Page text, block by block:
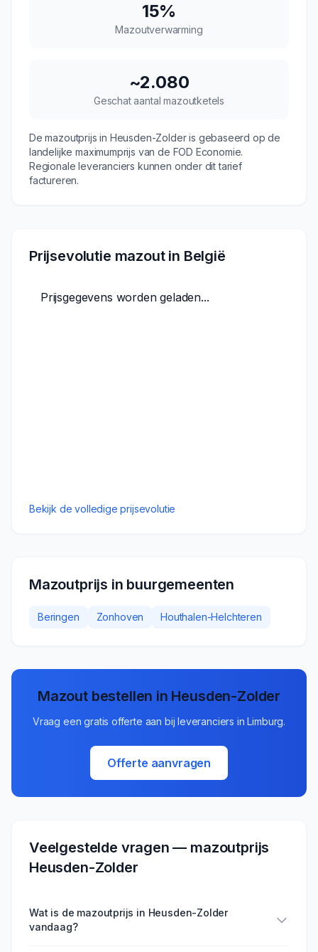
15%
Mazoutverwarming
~2.080
Geschat aantal mazoutketels
De mazoutprijs in Heusden-Zolderis gebaseerd op de
landelijke maximumprijs van de FOD Economie.
Regionale leveranciers kunnen onder dit tarief
factureren.
Prijsevolutie mazout in België
Prijsgegevens worden geladen...
Bekijk de volledige prijsevolutie
Mazoutprijs in buurgemeenten
Beringen Zonhoven Houthalen-Helchteren
Mazout bestellen in Heusden-Zolder
Vraag een gratis offerte aan bij leveranciers inLimburg.
Offerte aanvragen
Veelgestelde vragen — mazoutprijs
Heusden-Zolder
Wat is de mazoutprijs in Heusden-Zolder
vandaag?